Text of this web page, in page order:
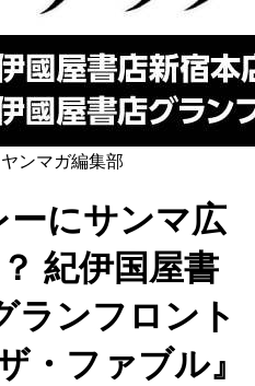
ヤンマガ編集部
にサンマ広
紀伊国屋書
ランフロント
・ファブル』